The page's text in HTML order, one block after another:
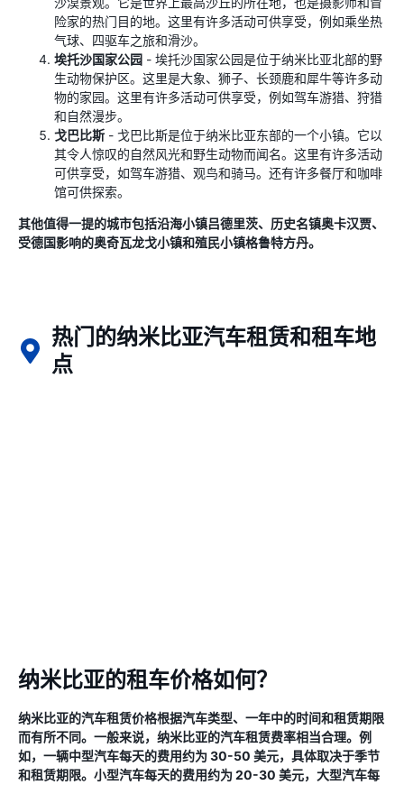
险家的热门目的地。这里有许多活动可供享受，例如乘坐热
气球、四驱车之旅和滑沙。
埃托沙国家公园 - 埃托沙国家公园是位于纳米比亚北部的野
生动物保护区。这里是大象、狮子、长颈鹿和犀牛等许多动
物的家园。这里有许多活动可供享受，例如驾车游猎、狩猎
和自然漫步。
戈巴比斯 - 戈巴比斯是位于纳米比亚东部的一个小镇。它以
其令人惊叹的自然风光和野生动物而闻名。这里有许多活动
可供享受，如驾车游猎、观鸟和骑马。还有许多餐厅和咖啡
馆可供探索。
其他值得一提的城市包括沿海小镇吕德里茨、历史名镇奥卡汉贾、
受德国影响的奥奇瓦龙戈小镇和殖民小镇格鲁特方丹。
热门的纳米比亚汽车租赁和租车地
点
纳米比亚的租车价格如何？
纳米比亚的汽车租赁价格根据汽车类型、一年中的时间和租赁期限
而有所不同。一般来说，纳米比亚的汽车租赁费率相当合理。例
如，一辆中型汽车每天的费用约为 30-50 美元，具体取决于季节
和租赁期限。小型汽车每天的费用约为 20-30 美元，大型汽车每